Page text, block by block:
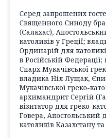
Серед запрошених
Священного Синоду
(Салахас),
католиків у Греції;
Ординарій для
в Російській
Єпарх Мукачівської
владика Ніл Лущак,
Мукачівської греко-
архимандрит Сергій
візитатор для греко-
Говера, Апостольський
католиків Казахстану